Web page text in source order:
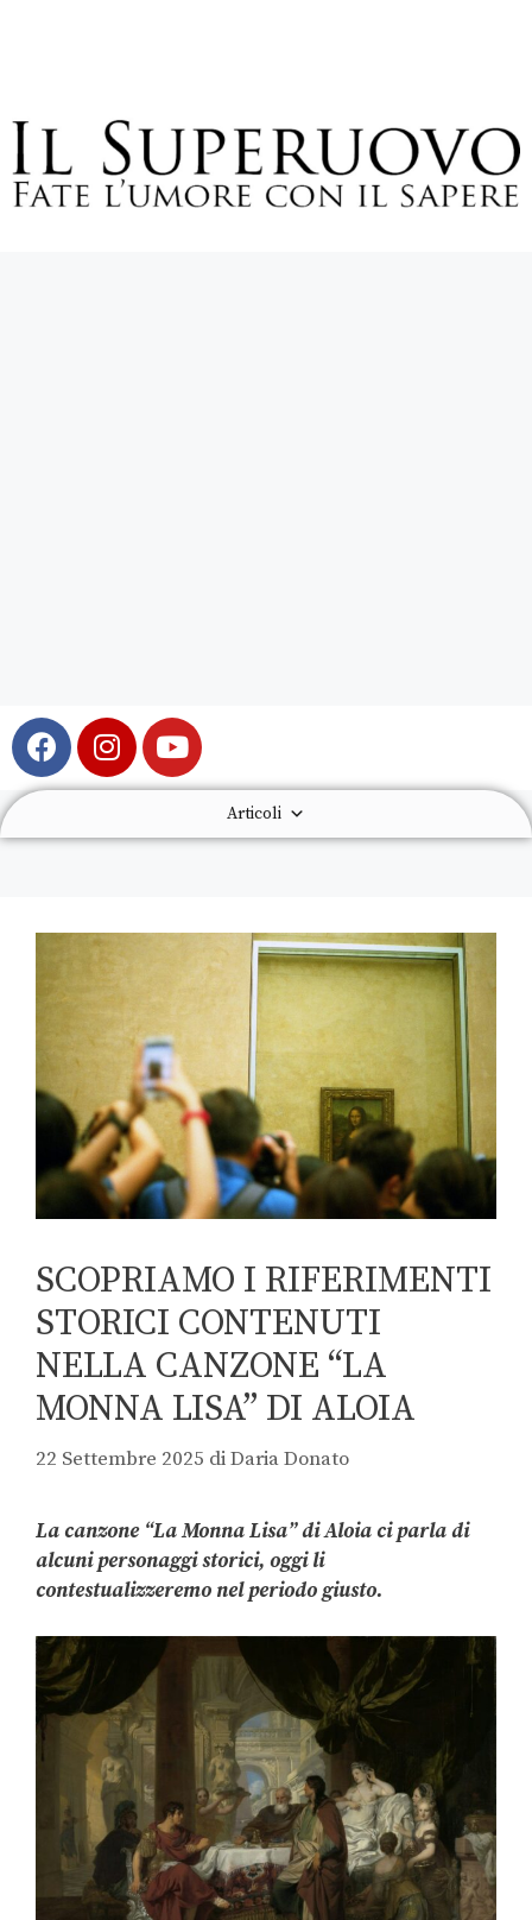
Articoli
SCOPRIAMO I RIFERIMENTI
STORICI CONTENUTI
NELLA CANZONE “LA
MONNA LISA” DI ALOIA
22 Settembre 2025 diDaria Donato
La canzone “La Monna Lisa” di Aloia ci parla di
alcuni personaggi storici, oggi li
contestualizzeremo nel periodo giusto.